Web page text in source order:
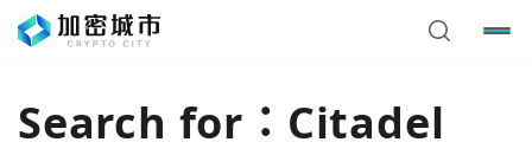
Search for： Citadel